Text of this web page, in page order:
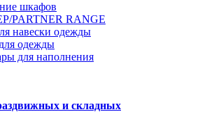
шкафов
PARTNER RANGE
навески одежды
одежды
для наполнения
и складных